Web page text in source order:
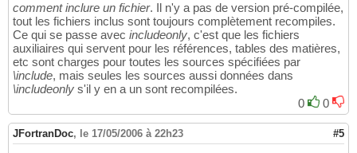
comment inclure un fichier. Il n'y a pas de version pré-compilée,
tout les fichiers inclus sont toujours complètement recompiles.
Ce qui se passe avec includeonly, c'est que les fichiers
auxiliaires qui servent pour les références, tables des matières,
etc sont charges pour toutes les sources spécifiées par
\include, mais seules les sources aussi données dans
\includeonly s'il y en a un sont recompilées.
0
0
JFortranDoc, le 17/05/2006 à 22h23 #5